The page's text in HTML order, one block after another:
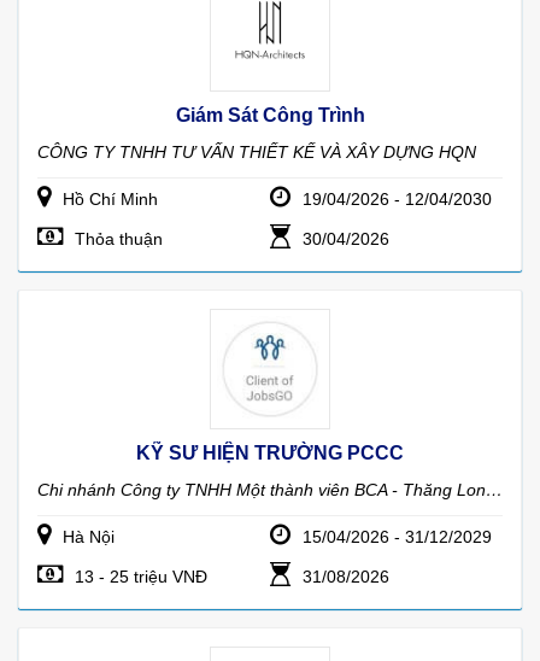
Giám Sát Công Trình
CÔNG TY TNHH TƯ VẤN THIẾT KẾ VÀ XÂY DỰNG HQN
Hồ Chí Minh 19/04/2026 - 12/04/2030
Thỏa thuận 30/04/2026
KỸ SƯ HIỆN TRƯỜNG PCCC
Chi nhánh Công ty TNHH Một thành viên BCA - Thăng Long, Trung tâm lắp đặt hệ thống phòng cháy chữa cháy và thiết bị bảo vệ
Hà Nội 15/04/2026 - 31/12/2029
13 - 25 triệu VNĐ 31/08/2026